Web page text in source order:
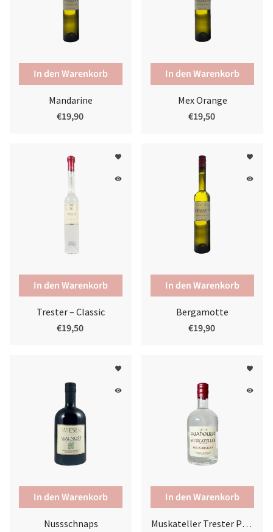
Mandarine
€19,90
Mex Orange
€19,50
favorite
remove_red_eye
Trester – Classic
€19,50
favorite
remove_red_eye
Bergamotte
€19,90
favorite
remove_red_eye
Nussschnaps
favorite
remove_red_eye
Muskateller Trester Privatreserve